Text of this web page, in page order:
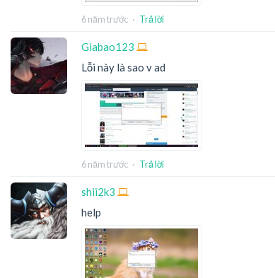
6 năm trước · Trả lời
Giabao123
Lỗi này là sao v ad
6 năm trước · Trả lời
shii2k3
help